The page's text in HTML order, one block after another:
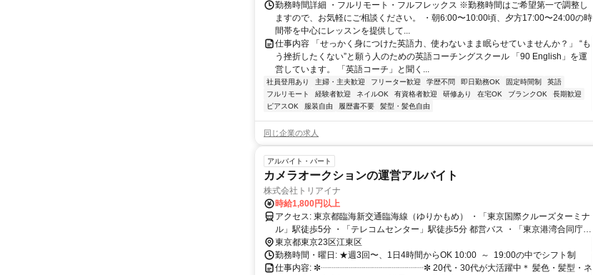
勤務時間詳細 ・フルリモート・フルフレックス ※勤務時間はご希望第一で調整し
ますので、お気軽にご相談ください。 ・朝6:00〜10:00頃、夕方17:00〜24:00の時
間帯を中心にレッスンを提供して...
仕事内容 「せっかく身につけた英語力、使わないまま眠らせていませんか？」 “も
う挫折したくない”と願う人のための英語コーチングスクール 「90 English」を運
営しています。 「英語コーチ」と聞く...
社員登用あり 主婦・主夫歓迎 フリーター歓迎 学歴不問 即日勤務OK 固定時間制
英語
フルリモート
経験者歓迎 ネイルOK 有資格者歓迎 研修あり 在宅OK ブランクOK
長期歓迎
ピアスOK
服装自由 履歴書不要 髪型・髪色自由
同じ企業の求人
アルバイト・パート
カメラオークションの運営アルバイト
株式会社トリアイナ
時給1,800円以上
アクセス: 東京都臨海新交通臨海線（ゆりかもめ） ・「東京国際クルーズターミナ
ル」駅徒歩5分 ・「テレコムセンター」駅徒歩5分 都営バス ・「東京港湾合同庁舎
前」バス停下車すぐ
東京都東京23区江東区
勤務時間・曜日: ★週3回〜、1日4時間からOK 10:00 ～ 19:00の中でシフト制
仕事内容: ✼┈┈┈┈┈┈┈┈┈┈┈┈✼ 20代・30代が大活躍中＊ 髪色・髪型・ネ